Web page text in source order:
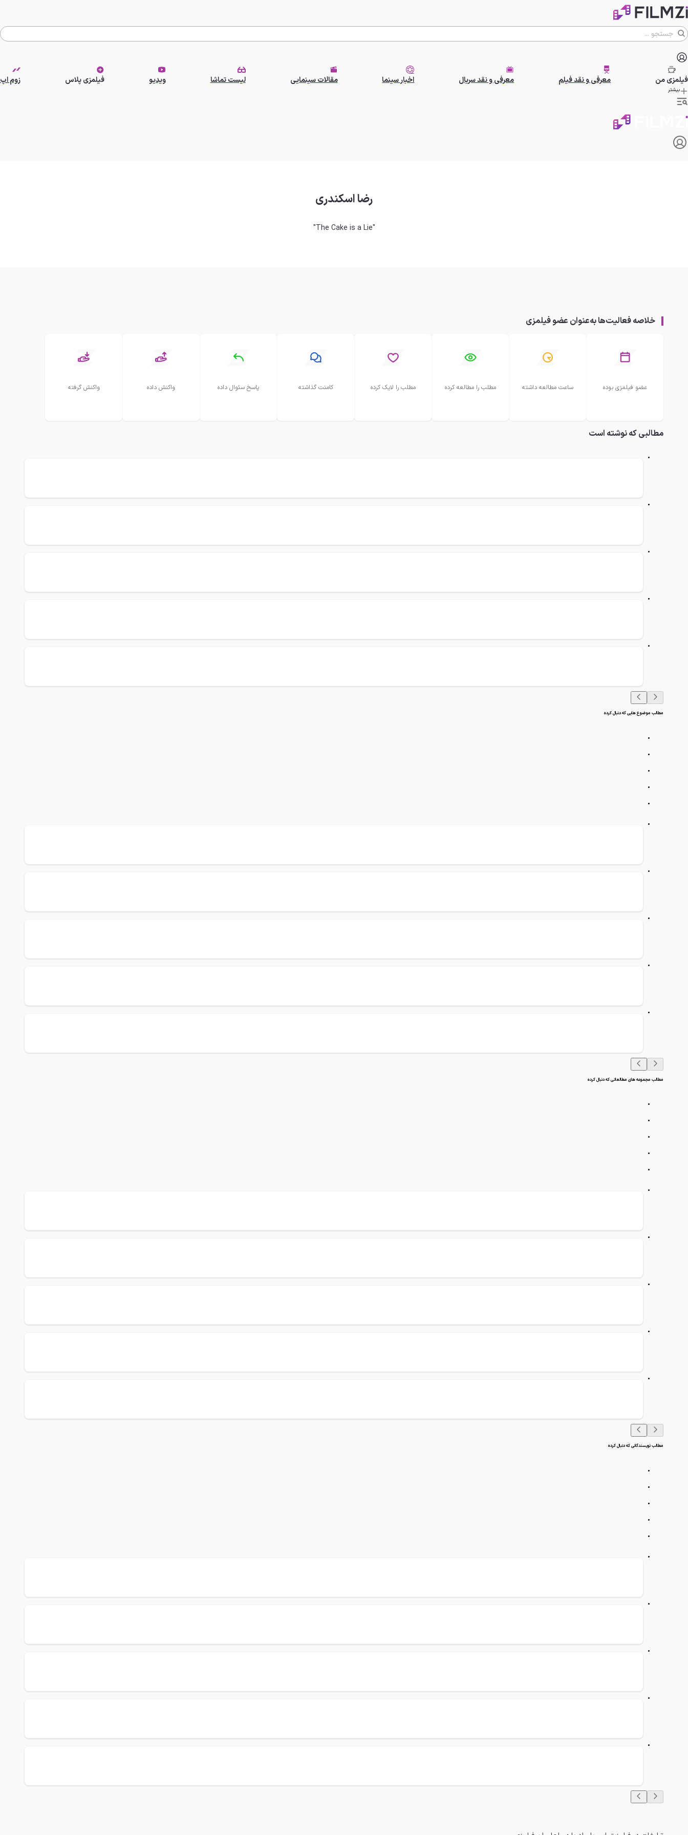
فیلمزیمن معرفی و نقد فیلم معرفی و نقد سریال اخبار سینما مقالات سینمایی لیست تماشا ویدیو فیلمزی پلاس زوم اپ
بیشتر
رضا اسکندری
"The Cake is a Lie"
خلاصه فعالیت‌ها به‌عنوان عضو فیلمزی
عضو فیلمزی بوده ساعت مطالعه داشته مطلب را مطالعه کرده مطلب را لایک کرده کامنت گذاشته پاسخ سئوال داده واکنش داده واکنش گرفته
مطالبی که نوشته است
مطالب موضوع هایی که دنبال کرده
مطالب مجموعه های مطالعاتی که دنبال کرده
مطالب نویسندگانی که دنبال کرده